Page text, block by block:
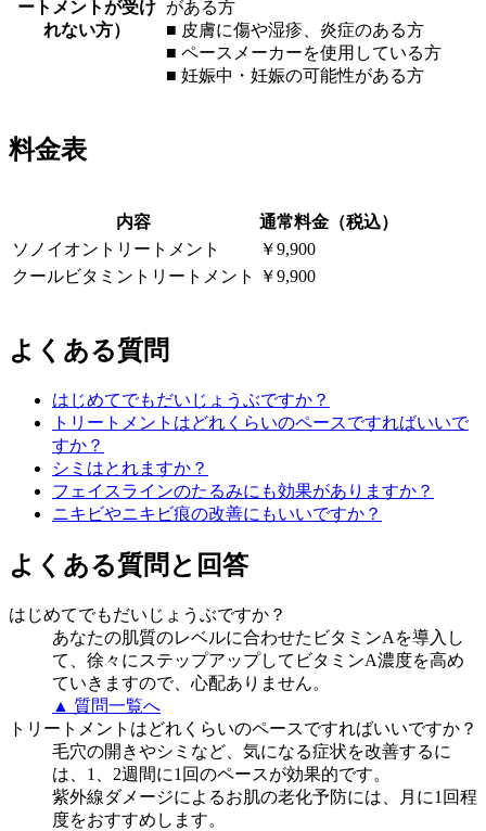
ートメントが受け
れない方）
がある方
■ 皮膚に傷や湿疹、炎症のある方
■ ペースメーカーを使用している方
■ 妊娠中・妊娠の可能性がある方
料金表
内容
通常料金（税込）
ソノイオントリートメント
￥9,900
クールビタミントリートメント
￥9,900
よくある質問
はじめてでもだいじょうぶですか？
トリートメントはどれくらいのペースですればいいで
すか？
シミはとれますか？
フェイスラインのたるみにも効果がありますか？
ニキビやニキビ痕の改善にもいいですか？
よくある質問と回答
はじめてでもだいじょうぶですか？
あなたの肌質のレベルに合わせたビタミンAを導入し
て、徐々にステップアップしてビタミンA濃度を高め
ていきますので、心配ありません。
▲ 質問一覧へ
トリートメントはどれくらいのペースですればいいですか？
毛穴の開きやシミなど、気になる症状を改善するに
は、1、2週間に1回のペースが効果的です。
紫外線ダメージによるお肌の老化予防には、月に1回程
度をおすすめします。